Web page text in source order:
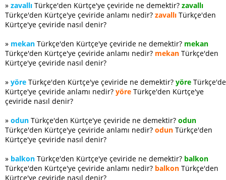
» zavallı Türkçe'den Kürtçe'ye çeviride ne demektir? zavallı
Türkçe'den Kürtçe'ye çeviride anlamı nedir? zavallı Türkçe'den
Kürtçe'ye çeviride nasıl denir?
» mekan Türkçe'den Kürtçe'ye çeviride ne demektir? mekan
Türkçe'den Kürtçe'ye çeviride anlamı nedir? mekan Türkçe'den
Kürtçe'ye çeviride nasıl denir?
» yöre Türkçe'den Kürtçe'ye çeviride ne demektir? yöre
Kürtçe'ye çeviride anlamı nedir? yöre Türkçe'den Kürtçe'ye
çeviride nasıl denir?
» odun Türkçe'den Kürtçe'ye çeviride ne demektir? odun
Türkçe'den Kürtçe'ye çeviride anlamı nedir? odun Türkçe'den
Kürtçe'ye çeviride nasıl denir?
» balkon Türkçe'den Kürtçe'ye çeviride ne demektir? balkon
Türkçe'den Kürtçe'ye çeviride anlamı nedir? balkon Türkçe'den
Kürtçe'ye çeviride nasıl denir?